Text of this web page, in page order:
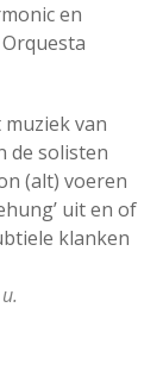
en
van
de solisten
(alt) voeren
uit en of
klanken